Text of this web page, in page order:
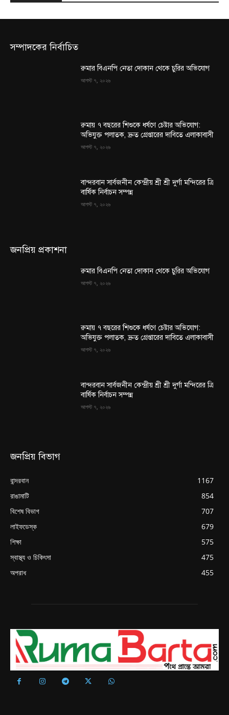
সম্পাদকের নির্বাচিত
রুমার বিএনপি নেতা দোকান থেকে চুরির অভিযোগ
আগস্ট ৭, ২০২৬
রুমায় ৭ বছরের শিশুকে ধর্ষণে চেষ্টার অভিযোগ:
অভিযুক্ত পলাতক, দ্রুত গ্রেপ্তারের দাবিতে এলাকাবাসী
আগস্ট ৭, ২০২৬
বান্দরবান সার্বজনীন কেন্দ্রীয় শ্রী শ্রী দুর্গা মন্দিরের ত্রি
বার্ষিক নির্বাচন সম্পন্ন
আগস্ট ৭, ২০২৬
জনপ্রিয় প্রকাশনা
রুমার বিএনপি নেতা দোকান থেকে চুরির অভিযোগ
আগস্ট ৭, ২০২৬
রুমায় ৭ বছরের শিশুকে ধর্ষণে চেষ্টার অভিযোগ:
অভিযুক্ত পলাতক, দ্রুত গ্রেপ্তারের দাবিতে এলাকাবাসী
আগস্ট ৭, ২০২৬
বান্দরবান সার্বজনীন কেন্দ্রীয় শ্রী শ্রী দুর্গা মন্দিরের ত্রি
বার্ষিক নির্বাচন সম্পন্ন
আগস্ট ৭, ২০২৬
জনপ্রিয় বিভাগ
বান্দরবান
1167
রাঙামাটি
854
বিশেষ বিভাগ
707
লাইফডেস্ক
679
শিক্ষা
575
স্বাস্থ্য ও চিকিৎসা
475
অপরাধ
455